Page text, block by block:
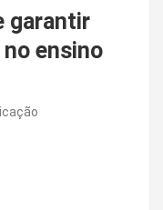
garantir
ensino